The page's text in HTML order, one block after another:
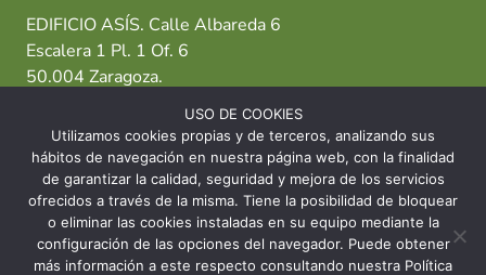
EDIFICIO ASÍS. Calle Albareda 6
Escalera 1 Pl. 1 Of. 6
50.004 Zaragoza.
T: 976 484 949 M: 635 638 563
Sede Zaragoza·Sede Huesca· Sede Teruel
USO DE COOKIES
Utilizamos cookies propias y de terceros, analizando sus
hábitos de navegación en nuestra página web, con la finalidad
de garantizar la calidad, seguridad y mejora de los servicios
ofrecidos a través de la misma. Tiene la posibilidad de bloquear
o eliminar las cookies instaladas en su equipo mediante la
configuración de las opciones del navegador. Puede obtener
más información a este respecto consultando nuestra Política